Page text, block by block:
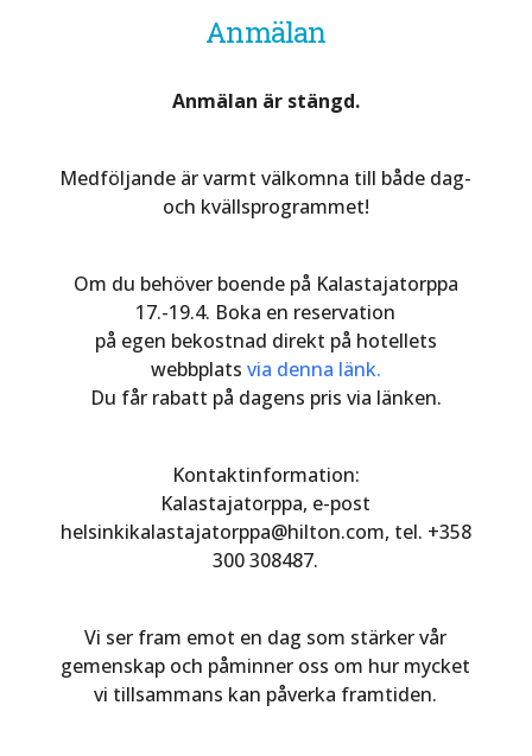
Anmälan
Anmälan är stängd.
Medföljande är varmt välkomna till både dag-
och kvällsprogrammet!
Om du behöver boende på Kalastajatorppa
17.-19.4. Boka en reservation
på egen bekostnad direkt på hotellets
webbplats via denna länk.
Du får rabatt på dagens pris via länken.
Kontaktinformation:
Kalastajatorppa, e-post
helsinkikalastajatorppa@hilton.com, tel. +358
300 308487.
Vi ser fram emot en dag som stärker vår
gemenskap och påminner oss om hur mycket
vi tillsammans kan påverka framtiden.